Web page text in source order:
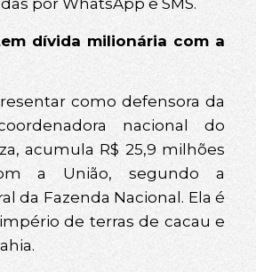
por WhatsApp e SMS.
dívida milionária com a
como defensora da
nacional do
acumula R$ 25,9 milhões
a União, segundo a
da Fazenda Nacional. Ela é
de terras de cacau e